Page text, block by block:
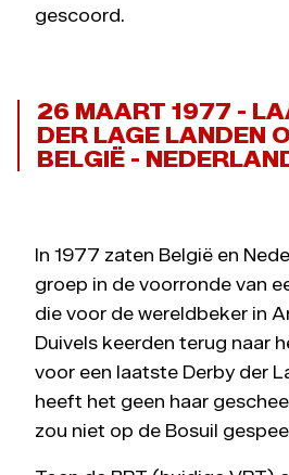
gescoord.
26 MAART 1977 -
DER LAGE LANDEN
BELGIË -
In 1977 zaten België en
groep in de voorronde van
die voor de wereldbeker in
Duivels keerden terug naar
voor een laatste Derby der
heeft het geen haar
zou niet op de Bosuil